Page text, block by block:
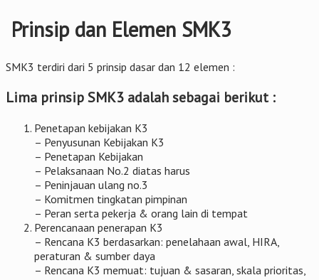
Prinsip dan Elemen SMK3
SMK3 terdiri dari 5 prinsip dasar dan 12 elemen :
Lima prinsip SMK3 adalah sebagai berikut :
Penetapan kebijakan K3
– Penyusunan Kebijakan K3
– Penetapan Kebijakan
– Pelaksanaan No.2 diatas harus
– Peninjauan ulang no.3
– Komitmen tingkatan pimpinan
– Peran serta pekerja & orang lain di tempat
Perencanaan penerapan K3
– Rencana K3 berdasarkan: penelahaan awal, HIRA,
peraturan & sumber daya
– Rencana K3 memuat: tujuan & sasaran, skala prioritas,